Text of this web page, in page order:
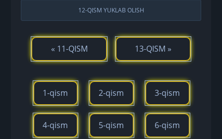
12-QISM YUKLAB OLISH
« 11-QISM 13-QISM »
1-qism 2-qism 3-qism
4-qism 5-qism 6-qism